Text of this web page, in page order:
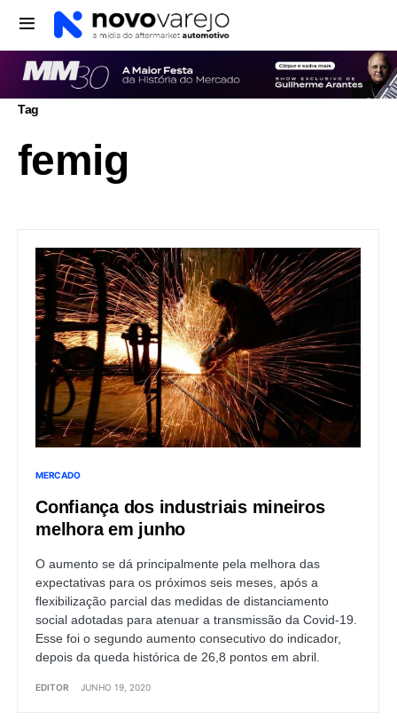
Tag
femig
MERCADO
Confiança dos industriais mineiros
melhora em junho
O aumento se dá principalmente pela melhora das
expectativas para os próximos seis meses, após a
flexibilização parcial das medidas de distanciamento
social adotadas para atenuar a transmissão da Covid-19.
Esse foi o segundo aumento consecutivo do indicador,
depois da queda histórica de 26,8 pontos em abril.
EDITOR JUNHO 19, 2020